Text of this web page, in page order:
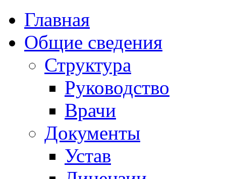
Главная
Общие сведения
Структура
Руководство
Врачи
Документы
Устав